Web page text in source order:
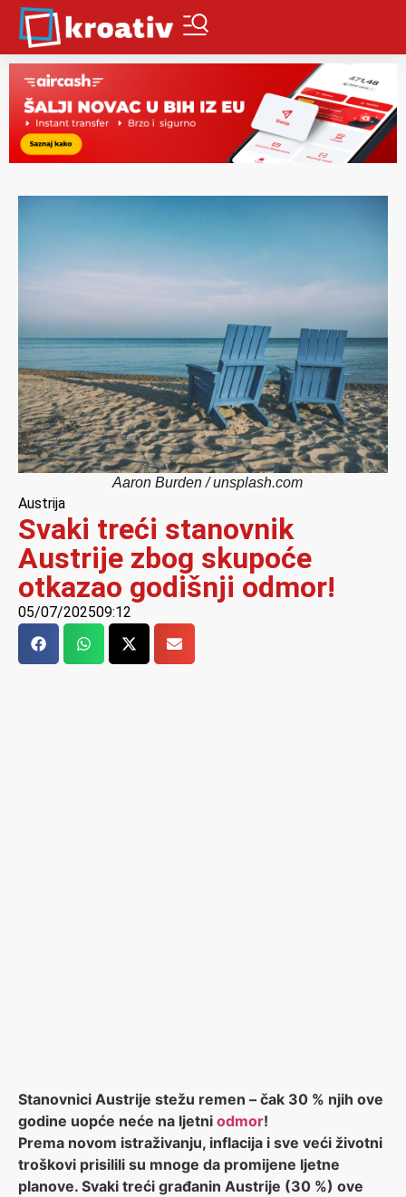
Aaron Burden / unsplash.com
Austrija
Svaki treći stanovnik
Austrije zbog skupoće
otkazao godišnji odmor!
05/07/202509:12
Stanovnici Austrije stežu remen – čak 30 % njih ove
godine uopće neće na ljetni odmor!
Prema novom istraživanju, inflacija i sve veći životni
troškovi prisilili su mnoge da promijene ljetne
planove. Svaki treći građanin Austrije (30 %) ove